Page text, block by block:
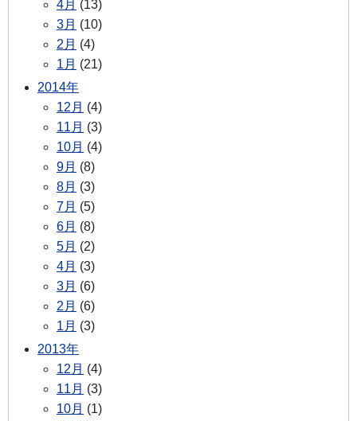
4月 (13)
3月 (10)
2月 (4)
1月 (21)
2014年
12月 (4)
11月 (3)
10月 (4)
9月 (8)
8月 (3)
7月 (5)
6月 (8)
5月 (2)
4月 (3)
3月 (6)
2月 (6)
1月 (3)
2013年
12月 (4)
11月 (3)
10月 (1)